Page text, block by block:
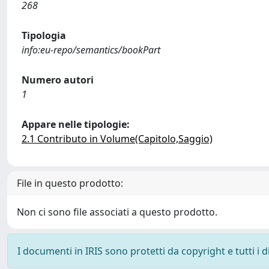
268
Tipologia
info:eu-repo/semantics/bookPart
Numero autori
1
Appare nelle tipologie:
2.1 Contributo in Volume(Capitolo,Saggio)
File in questo prodotto:
Non ci sono file associati a questo prodotto.
I documenti in IRIS sono protetti da copyright e tutti i